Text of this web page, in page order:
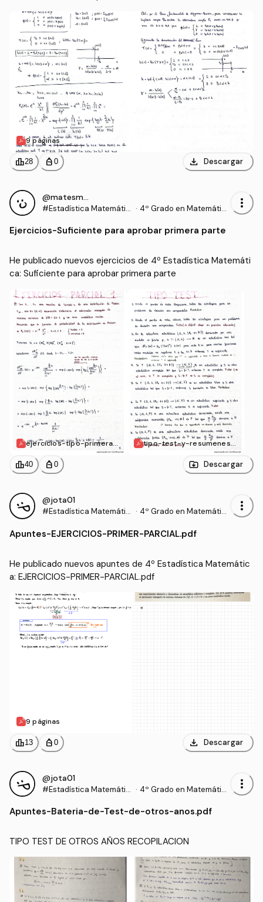
9 páginas
leaderboard28 personal_bag 0 download Descargar
@matesmates
#Estadística Matemátic · 4º Grado en Matemátic
more_vert
Ejercicios-Suficiente para aprobar primera parte
He publicado nuevos ejercicios de 4º Estadística Matemáti
ca: Suficiente para aprobar primera parte
ejercicios-tipo-primera-
tipo-test-y-resumenes.
leaderboard40 personal_bag 0 Descargar
@jota01
#Estadística Matemátic · 4º Grado en Matemátic
more_vert
Apuntes-EJERCICIOS-PRIMER-PARCIAL.pdf
He publicado nuevos apuntes de 4º Estadística Matemátic
a: EJERCICIOS-PRIMER-PARCIAL.pdf
9 páginas
leaderboard13 personal_bag 0 download Descargar
@jota01
#Estadística Matemátic · 4º Grado en Matemátic
more_vert
Apuntes-Bateria-de-Test-de-otros-anos.pdf
TIPO TEST DE OTROS AÑOS RECOPILACION